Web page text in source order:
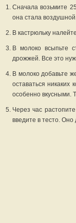
Сначала возьмите
она стала
В кастрюльку
В молоко всыпьте
дрожжей. Все это
В молоко добавьте
оставаться
особенно вкусными.
Через час
введите в тесто.